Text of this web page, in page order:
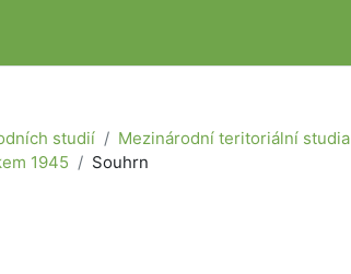
studií
Mezinárodní teritoriální studia
1945
Souhrn